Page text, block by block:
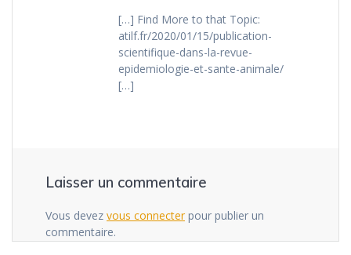
[…] Find More to that Topic:
atilf.fr/2020/01/15/publication-
scientifique-dans-la-revue-
epidemiologie-et-sante-animale/
[…]
Laisser un commentaire
Vous devez vous connecterpour publier un
commentaire.